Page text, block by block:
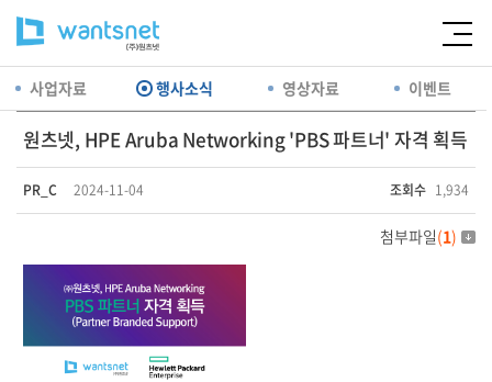
사업자료 행사소식 영상자료 이벤트
원츠넷, HPE Aruba Networking 'PBS 파트너' 자격 획득
PR_C 2024-11-04 조회수 1,934
첨부파일(1)